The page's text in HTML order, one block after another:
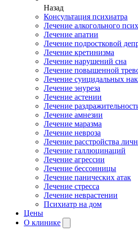
Назад
Консультация психиатра
Лечение алкогольного
Лечение апатии
Лечение подростковой
Лечение кретинизма
Лечение нарушений сна
Лечение повышенной
Лечение суицидальных
Лечение энуреза
Лечение астении
Лечение
Лечение амнезии
Лечение маразма
Лечение невроза
Лечение расстройства
Лечение галлюцинаций
Лечение агрессии
Лечение бессонницы
Лечение панических атак
Лечение стресса
Лечение неврастении
Психиатр на дом
Цены
О клинике